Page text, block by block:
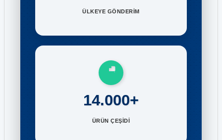
ÜLKEYE GÖNDERİM
14.000+
ÜRÜN ÇEŞİDİ